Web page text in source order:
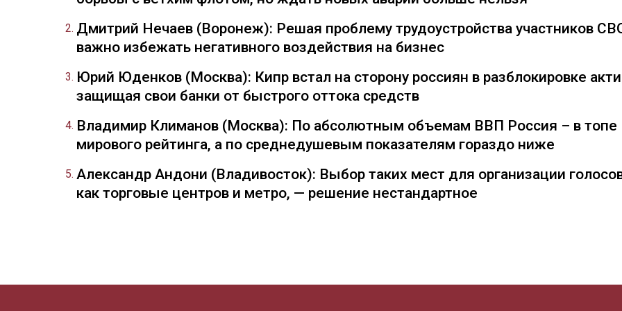
Дмитрий Нечаев (Воронеж): Решая проблему трудоустройства участников
важно избежать негативного воздействия на бизнес
Юрий Юденков (Москва): Кипр встал на сторону россиян в разблокировке
защищая свои банки от быстрого оттока средств
Владимир Климанов (Москва): По абсолютным объемам ВВП Россия – в топе
мирового рейтинга, а по среднедушевым показателям гораздо ниже
Александр Андони (Владивосток): Выбор таких мест для организации
как торговые центров и метро, — решение нестандартное